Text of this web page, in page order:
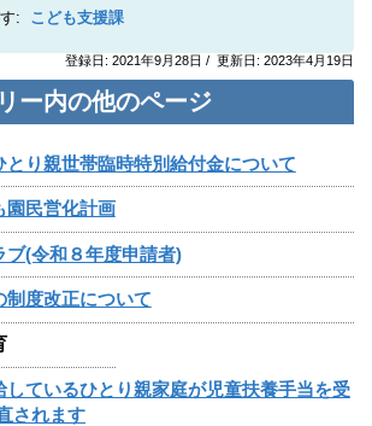
: こども支援課
登録日: 2021年9月28日 / 更新日: 2023年4月19日
ー内の他のページ
り親世帯臨時特別給付金について
園民営化計画
ブ(令和８年度申請者)
制度改正について
しているひとり親家庭が児童扶養手当を受
されます